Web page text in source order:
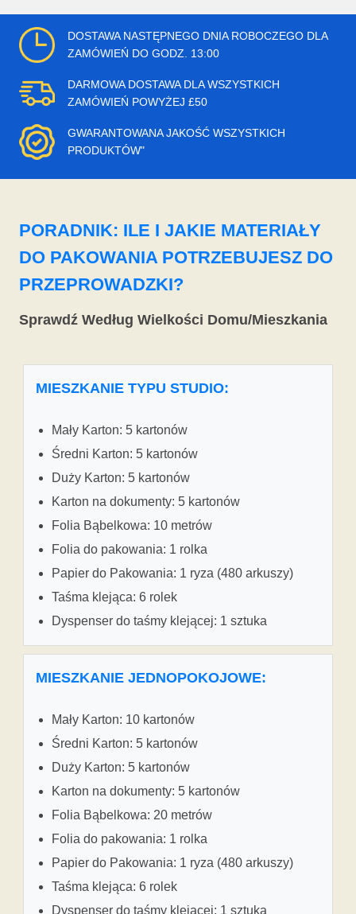
DOSTAWA NASTĘPNEGO DNIA ROBOCZEGO DLA
ZAMÓWIEŃ DO GODZ. 13:00
DARMOWA DOSTAWA DLA WSZYSTKICH
ZAMÓWIEŃ POWYŻEJ £50
GWARANTOWANA JAKOŚĆ WSZYSTKICH
PRODUKTÓW"
PORADNIK: ILE I JAKIE MATERIAŁY
DO PAKOWANIA POTRZEBUJESZ DO
PRZEPROWADZKI?
Sprawdź Według Wielkości Domu/Mieszkania
MIESZKANIE TYPU STUDIO:
Mały Karton: 5 kartonów
Średni Karton: 5 kartonów
Duży Karton: 5 kartonów
Karton na dokumenty: 5 kartonów
Folia Bąbelkowa: 10 metrów
Folia do pakowania: 1 rolka
Papier do Pakowania: 1 ryza (480 arkuszy)
Taśma klejąca: 6 rolek
Dyspenser do taśmy klejącej: 1 sztuka
MIESZKANIE JEDNOPOKOJOWE:
Mały Karton: 10 kartonów
Średni Karton: 5 kartonów
Duży Karton: 5 kartonów
Karton na dokumenty: 5 kartonów
Folia Bąbelkowa: 20 metrów
Folia do pakowania: 1 rolka
Papier do Pakowania: 1 ryza (480 arkuszy)
Taśma klejąca: 6 rolek
Dyspenser do taśmy klejącej: 1 sztuka